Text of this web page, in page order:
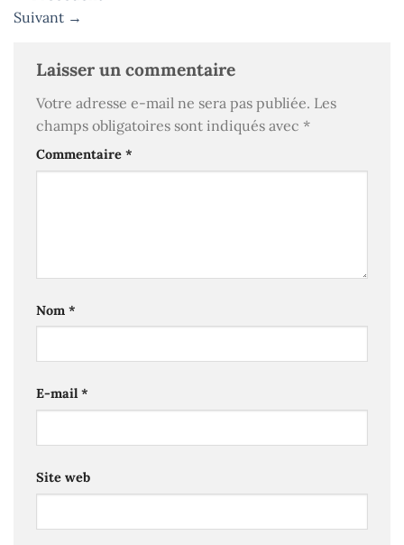
Suivant →
Laisser un commentaire
Votre adresse e-mail ne sera pas publiée. Les
champs obligatoires sont indiqués avec *
Commentaire *
Nom *
E-mail*
Site web